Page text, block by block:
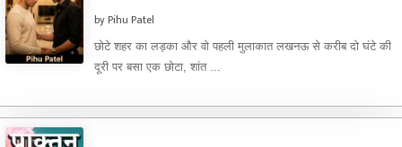
by Pihu Patel
छोटे शहर का लड़का और वो पहली मुलाकात लखनऊ से करीब दो घंटे की
दूरी पर बसा एक छोटा, शांत ...